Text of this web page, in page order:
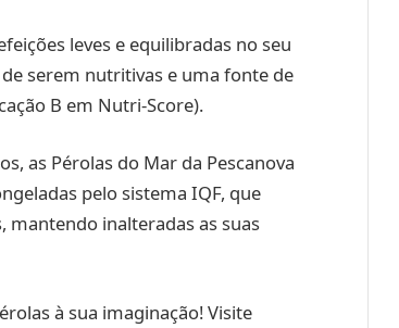
leves e equilibradas no seu
serem nutritivas e uma fonte de
B em Nutri-Score).
as Pérolas do Mar da Pescanova
pelo sistema IQF, que
mantendo inalteradas as suas
à sua imaginação! Visite